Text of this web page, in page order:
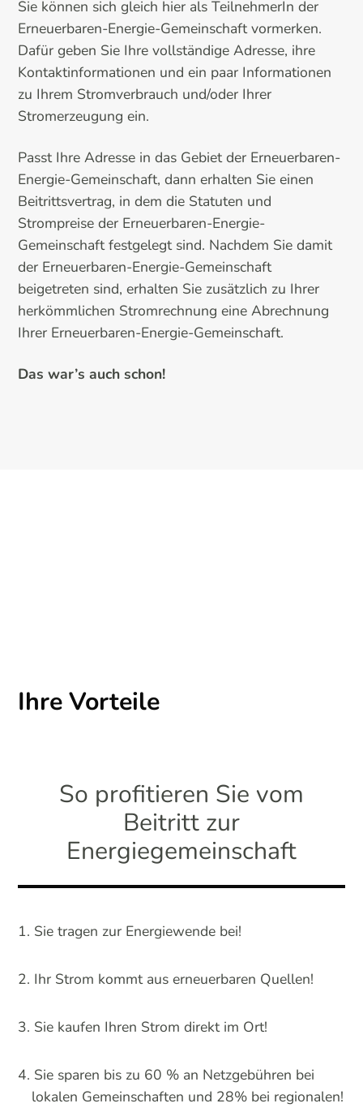
Sie können sich gleich hier als TeilnehmerIn der
Erneuerbaren-Energie-Gemeinschaft vormerken.
Dafür geben Sie Ihre vollständige Adresse, ihre
Kontaktinformationen und ein paar Informationen
zu Ihrem Stromverbrauch und/oder Ihrer
Stromerzeugung ein.
Passt Ihre Adresse in das Gebiet der Erneuerbaren-
Energie-Gemeinschaft, dann erhalten Sie einen
Beitrittsvertrag, in dem die Statuten und
Strompreise der Erneuerbaren-Energie-
Gemeinschaft festgelegt sind. Nachdem Sie damit
der Erneuerbaren-Energie-Gemeinschaft
beigetreten sind, erhalten Sie zusätzlich zu Ihrer
herkömmlichen Stromrechnung eine Abrechnung
Ihrer Erneuerbaren-Energie-Gemeinschaft.
Das war’s auch schon!
Ihre Vorteile
So profitieren Sie vom
Beitritt zur
Energiegemeinschaft
Sie tragen zur Energiewende bei!
Ihr Strom kommt aus erneuerbaren Quellen!
Sie kaufen Ihren Strom direkt im Ort!
Sie sparen bis zu 60 % an Netzgebühren bei
lokalen Gemeinschaften und 28% bei regionalen!